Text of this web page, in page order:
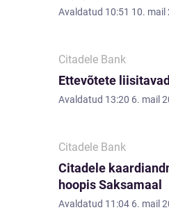
Avaldatud 10:51 10. mail
Citadele Bank
Ettevõtete
Avaldatud 13:20 6. mail
Citadele Bank
Citadele
hoopis Saksamaal
Avaldatud 11:04 6. mail